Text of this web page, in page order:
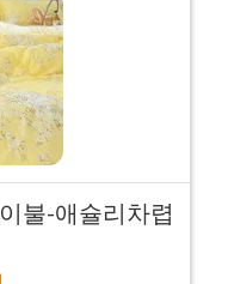
불-애슐리차렵